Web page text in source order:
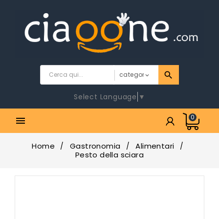
Select Language ▼
 0
Home Gastronomia
Alimentari
Pesto della sciara